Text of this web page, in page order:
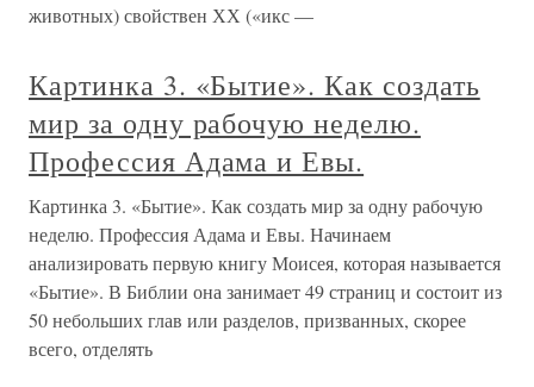
животных) свойствен ХХ («икс —
Картинка 3. «Бытие». Как создать
мир за одну рабочую неделю.
Профессия Адама и Евы.
Картинка 3. «Бытие». Как создать мир за одну рабочую
неделю. Профессия Адама и Евы. Начинаем
анализировать первую книгу Моисея, которая называется
«Бытие». В Библии она занимает 49 страниц и состоит из
50 небольших глав или разделов, призванных, скорее
всего, отделять